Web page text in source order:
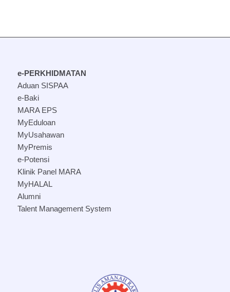
e-PERKHIDMATAN
Aduan SISPAA
e-Baki
MARA EPS
MyEduloan
MyUsahawan
MyPremis
e-Potensi
Klinik Panel MARA
MyHALAL
Alumni
Talent Management System